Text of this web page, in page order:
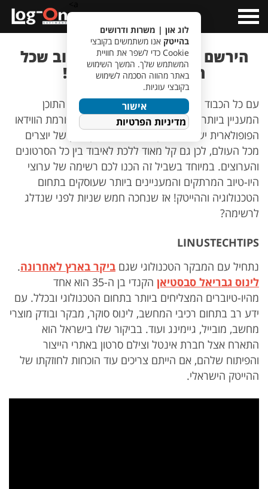
Menu
הירשם כמנוי – 5 ערוצי יו-טיוב שכל
הייטקיסט חייב להכיר!
עם כל הכבוד לטלוויזיה רובנו יודעים היום שאת התוכן
המעניין ביותר אנחנו מוצאיםביו-טיוב. בפלטפורמת הווידאו
הפופולארית יש היום תוכן בכל נושא ומגוון ענק של יוצרים
מכל העולם, לכן גם קל מאוד ללכת לאיבוד בין כל הסרטונים
והערוצים. במיוחד בשביל זה הכנו לכם רשימה של ערוצי
היו-טיוב המרתקים והמעניינים ביותר שעוסקים בתחום
הטכנולוגיה וההייטק! אז שנחכה חמש שניות לפני שנדלג
לרשימה?
LINUSTECHTIPS
נתחיל עם המבקר הטכנולוגי שגם ביקר בארץ לאחרונה.
לינוס גבריאל סבסטיאן
הקנדי בן ה-35 הוא אחד
מהיו-טיוברים המצליחים ביותר בתחום הטכנולוגי ובכלל. עם
ידע רב בתחום רכיבי המחשב, לינוס סוקר, מבקר ובודק מוצרי
מחשב, מובייל, גיימינג ועוד. בביקור שלו בישראל הוא
התארח אצל חברת אינטל וצילם סרטון באתרי הייצור
והפיתוח שלהם, אם הייתם צריכים עוד הוכחות לחוזקתו של
ההייטק הישראלי.
לוג און | משרות ודרושים
בהייטק אנו משתמשים בקובצי
Cookie כדי לשפר את חוויית
המשתמש שלך. המשך השימוש
באתר מהווה הסכמה לשימוש
בקובצי עוגיות.
אישור
מדיניות הפרטיות